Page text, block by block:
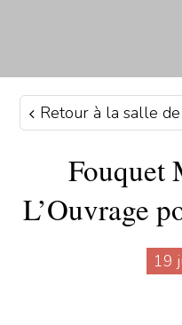
Retour à la salle
Fouquet
L’Ouvrage
19